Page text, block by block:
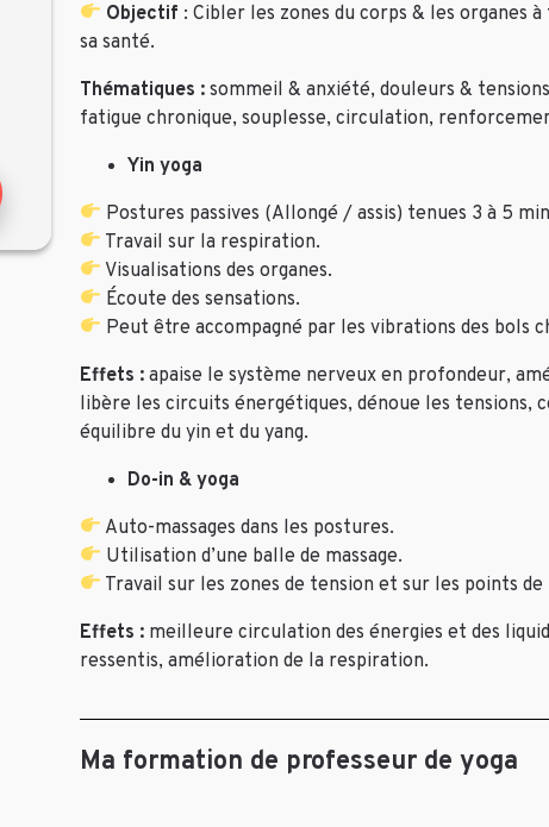
Objectif : Cibler les zones du corps & les
sa santé.
Thématiques : sommeil & anxiété, douleurs &
fatigue chronique, souplesse, circulation,
Yin yoga
Postures passives (Allongé / assis) tenues 3 à 5
Travail sur la respiration.
Visualisations des organes.
Écoute des sensations.
Peut être accompagné par les vibrations des bols
Effets : apaise le système nerveux en profondeur,
libère les circuits énergétiques, dénoue les tensions,
équilibre du yin et du yang.
Do-in & yoga
Auto-massages dans les postures.
Utilisation d’une balle de massage.
Travail sur les zones de tension et sur les points de
Effets : meilleure circulation des énergies et des
ressentis, amélioration de la respiration.
Ma formation de professeur de yoga